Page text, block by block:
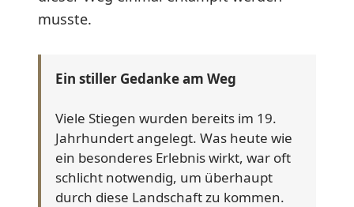
musste.
Ein stiller Gedanke am Weg
Viele Stiegen wurden bereits im 19.
Jahrhundert angelegt. Was heute wie
ein besonderes Erlebnis wirkt, war oft
schlicht notwendig, um überhaupt
durch diese Landschaft zu kommen.